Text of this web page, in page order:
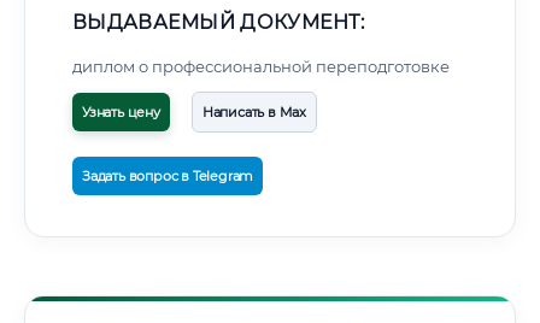
ВЫДАВАЕМЫЙ ДОКУМЕНТ:
диплом о профессиональной переподготовке
Узнать цену Написать в Max
Задать вопрос в Telegram